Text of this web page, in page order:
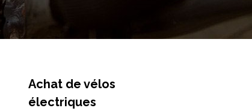
Achat de vélos
électriques